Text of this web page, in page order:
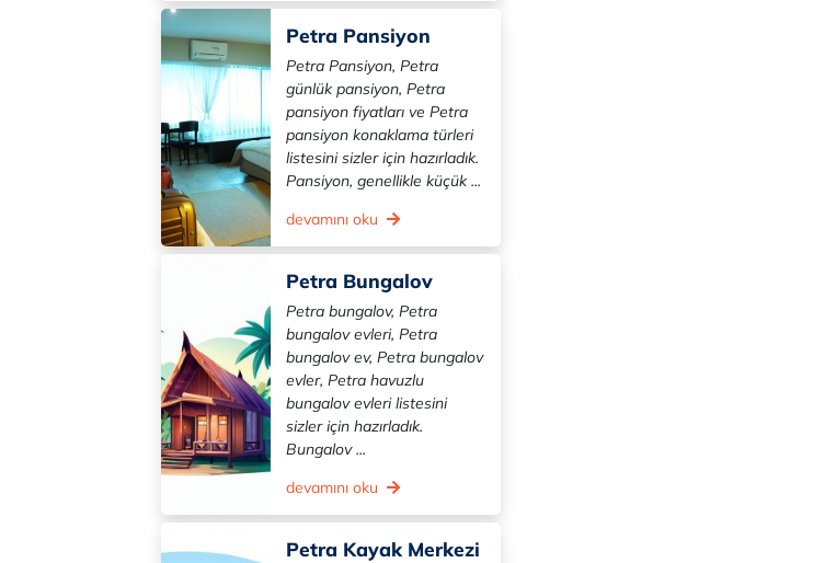
Petra Pansiyon
Petra Pansiyon, Petra
günlük pansiyon, Petra
pansiyon fiyatları ve Petra
pansiyon konaklama türleri
listesini sizler için hazırladık.
Pansiyon, genellikle küçük ...
devamını oku
Petra Bungalov
Petra bungalov, Petra
bungalov evleri, Petra
bungalov ev, Petra bungalov
evler, Petra havuzlu
bungalov evleri listesini
sizler için hazırladık.
Bungalov ...
devamını oku
Petra Kayak Merkezi